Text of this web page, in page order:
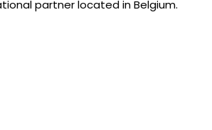
partner located in Belgium.